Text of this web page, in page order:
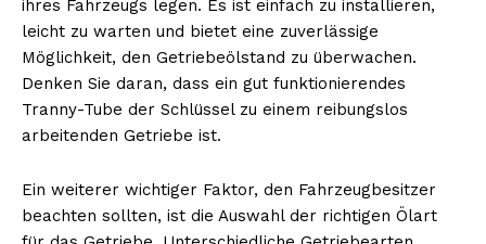
ihres Fahrzeugs legen. Es ist einfach zu installieren,
leicht zu warten und bietet eine zuverlässige
Möglichkeit, den Getriebeölstand zu überwachen.
Denken Sie daran, dass ein gut funktionierendes
Tranny-Tube der Schlüssel zu einem reibungslos
arbeitenden Getriebe ist.
Ein weiterer wichtiger Faktor, den Fahrzeugbesitzer
beachten sollten, ist die Auswahl der richtigen Ölart